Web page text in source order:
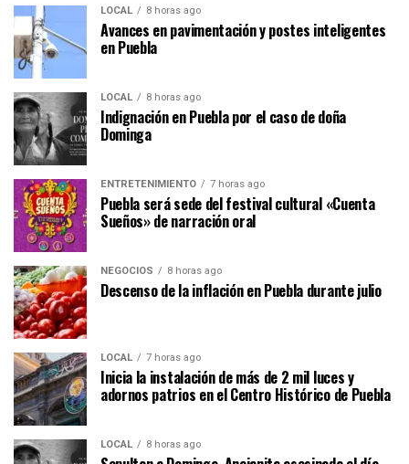
LOCAL 8 horas ago
Avances en pavimentación y postes inteligentes
en Puebla
LOCAL 8 horas ago
Indignación en Puebla por el caso de doña
Dominga
ENTRETENIMIENTO 7 horas ago
Puebla será sede del festival cultural «Cuenta
Sueños» de narración oral
NEGOCIOS 8 horas ago
Descenso de la inflación en Puebla durante julio
LOCAL 7 horas ago
Inicia la instalación de más de 2 mil luces y
adornos patrios en el Centro Histórico de Puebla
LOCAL 8 horas ago